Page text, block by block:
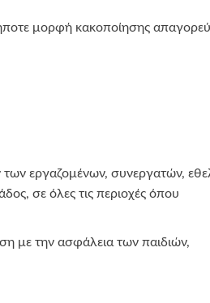
μορφή κακοποίησης
εργαζομένων, συνεργατών,
σε όλες τις περιοχές όπου
με την ασφάλεια των παιδιών,